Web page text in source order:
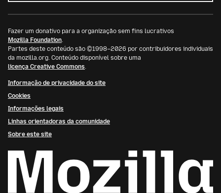
Fazer um donativo para a organização sem fins lucrativos
Mozilla Foundation.
Partes deste conteúdo são ©1998–2026 por contribuidores individuais
da mozilla.org. Conteúdo disponível sobre uma
licença Creative Commons.
Informação de privacidade do site
Cookies
Informações legais
Linhas orientadoras da comunidade
Sobre este site